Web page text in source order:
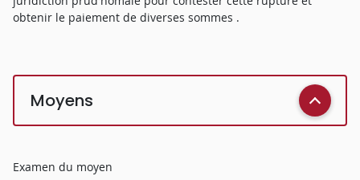
obtenir le paiement de diverses sommes .
Moyens
Examen du moyen